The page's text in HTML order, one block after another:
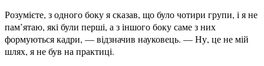
Розумієте, з одного боку я сказав, що було чотири групи, і я не
пам’ятаю, які були перші, а з іншого боку саме з них
формуються кадри, — відзначив науковець. — Ну, це не мій
шлях, я не був на практиці.